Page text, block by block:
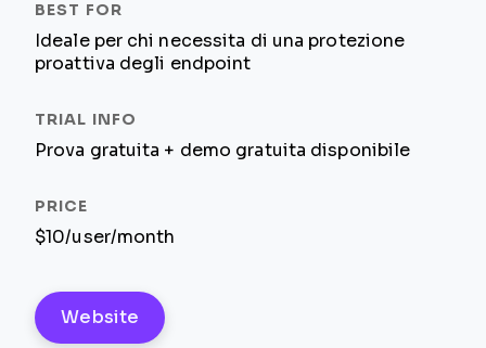
Ideale per chi necessita di una protezione
proattiva degli endpoint
Prova gratuita + demo gratuita disponibile
$10/user/month
Website